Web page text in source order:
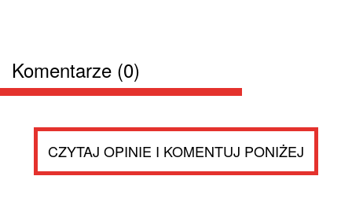
Komentarze (0)
CZYTAJ OPINIE I KOMENTUJ PONIŻEJ